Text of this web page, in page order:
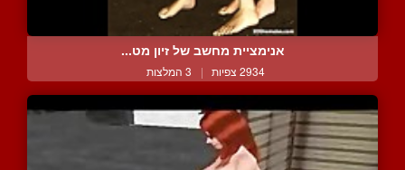
אנימציית מחשב של זיון מט...
2934 צפיות | 3 המלצות